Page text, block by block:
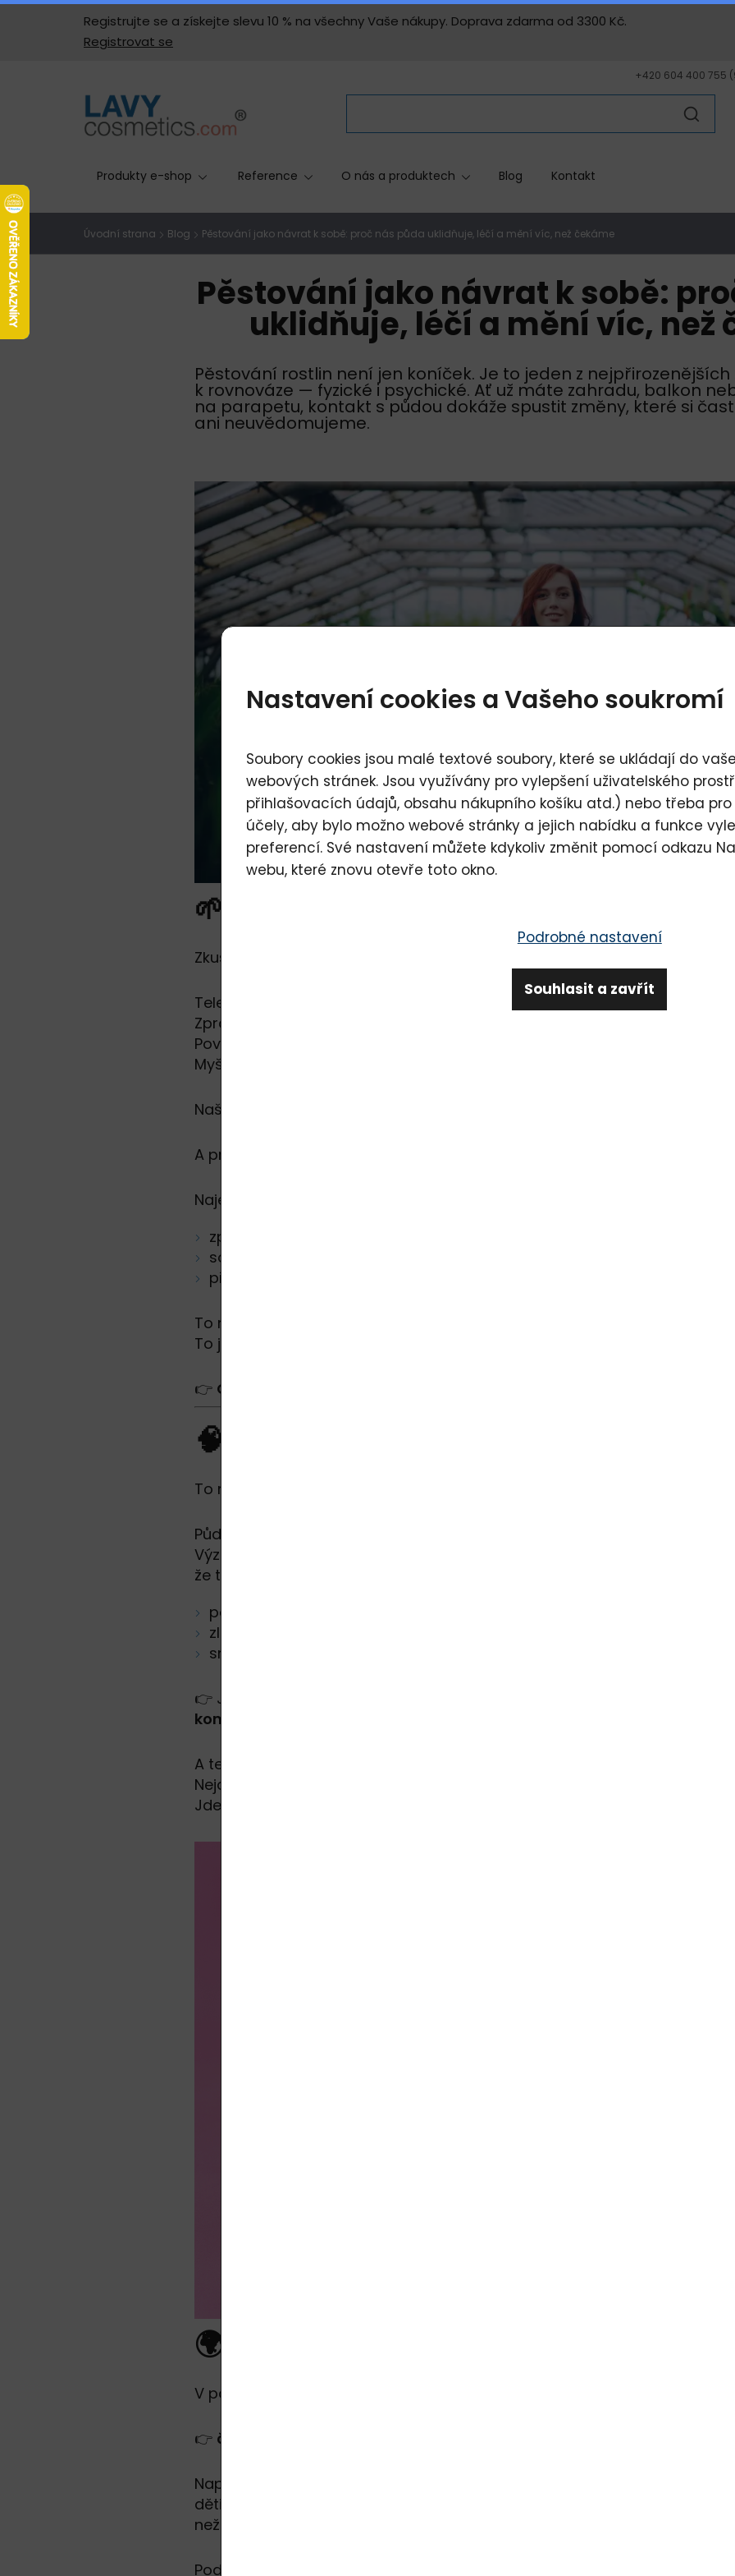
Registrujte se a získejte slevu 10 % na všechny Vaše nákupy. Doprava zdarma od 3300 Kč.
Registrovat se
+420 604 400 755
Produkty e-shop Reference O nás a produktech Blog Kontakt
Úvodní strana Blog Pěstování jako návrat k sobě: proč nás půda uklidňuje, léčí a mění víc, než čekáme
Pěstování jako návrat k sobě:
uklidňuje, léčí a mění víc, než
Pěstování rostlin není jen koníček. Je to jeden z
k rovnováze — fyzické i psychické. Ať už máte zahradu, balkon
na parapetu, kontakt s půdou dokáže spustit změny, které si
ani neuvědomujeme.
🌱 Ticho, které dnes chybí
Zkuste si představit běžný den.
Telefon.
Zprávy.
Povinnosti.
Myšlenky, které neskončí ani večer.
Naše hlava dnes jede téměř bez přestávky.
A právě proto je tak zajímavé, co se stane ve chvíli, kdy vezmete do ruky
Najednou:
zpomalíte
soustředíte se na jednu věc
přestanete „řešit všechno ostatní“
To není náhoda.
To je návrat k něčemu, co je nám přirozené tisíce let.
👉 Člověk byl vždy v kontaktu se zemí. Moderní svět to jen na chvíli
🧠 Co se děje v mozku, když se
To nejzajímavější se odehrává uvnitř těla.
Půda obsahuje přirozené mikroorganismy — například
Výzkumy (např. publikované v odborném časopise
že tento mikroorganismus může:
podporovat tvorbu serotoninu
zlepšovat náladu
snižovat úzkost
👉 Jednoduše řečeno:
kontakt s hlínou může fungovat podobně jako jemné přírodní
A teď důležitá věc:
Nejde o žádnou „ezoteriku“.
Jde o biologii.
🌍 Proč příroda léčí (a beton ne)
V posledních letech se objevuje stále více studií, které ukazují
👉 čím více přírody, tím lepší zdraví.
Například z dánského prostředí přichází zajímavé pozorování:
děti, které trávily čas na přírodních površích (hlína, tráva), vykazovaly
než ty, které si hrály na umělých površích.
Podobné výsledky přinášejí i studie z Finska, kde kontakt s „živým
Nastavení cookies a Vašeho soukromí
Soubory cookies jsou malé textové soubory, které se ukládají do
webových stránek. Jsou využívány pro vylepšení uživatelského
přihlašovacích údajů, obsahu nákupního košíku atd.) nebo třeba
účely, aby bylo možno webové stránky a jejich nabídku a funkce
preferencí. Své nastavení můžete kdykoliv změnit pomocí odkazu
webu, které znovu otevře toto okno.
Podrobné nastavení
Souhlasit a zavřít